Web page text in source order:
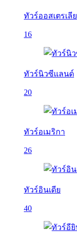
ทัวร์ออสเตรเลีย
16
ทัวร์นิวซีแลนด์
20
ทัวร์อเมริกา
26
ทัวร์อินเดีย
40